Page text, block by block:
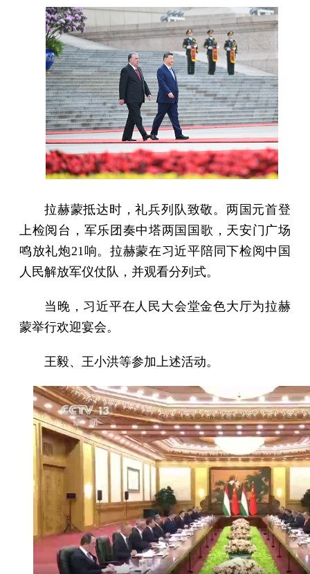
拉赫蒙抵达时，礼兵列队致敬。两国元首登
上检阅台，军乐团奏中塔两国国歌，天安门广场
鸣放礼炮21响。拉赫蒙在习近平陪同下检阅中国
人民解放军仪仗队，并观看分列式。
当晚，习近平在人民大会堂金色大厅为拉赫
蒙举行欢迎宴会。
王毅、王小洪等参加上述活动。